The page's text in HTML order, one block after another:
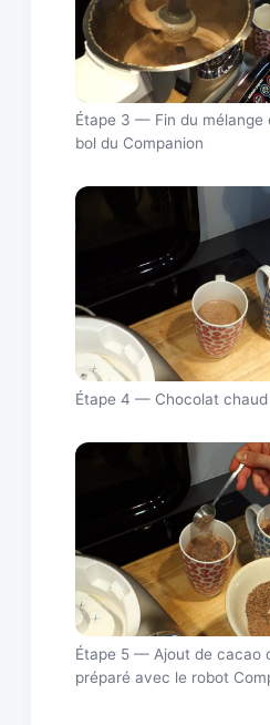
Étape 3 — Fin du mélange
bol du Companion
Étape 4 — Chocolat chaud
Étape 5 — Ajout de cacao
préparé avec le robot